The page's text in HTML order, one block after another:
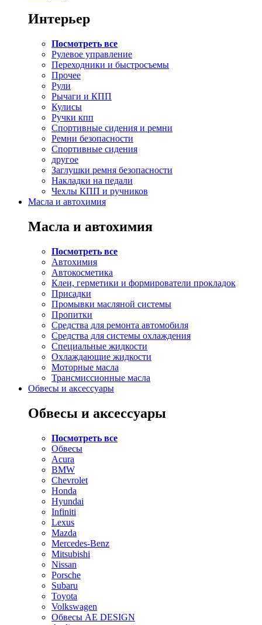
Интерьер
Посмотреть все
Рулевое управление
Переходники и быстросъемы
Прочее
Рули
Рычаги и КПП
Кулисы
Ручки кпп
Спортивные сидения и ремни
Ремни безопасности
Спортивные сидения
другое
Заглушки ремня безопасности
Накладки на педали
Чехлы КПП и ручников
Масла и автохимия
Масла и автохимия
Посмотреть все
Автохимия
Автокосметика
Клеи, герметики и формирователи прокладок
Присадки
Промывки масляной системы
Пропитки
Средства для ремонта автомобиля
Средства для системы охлаждения
Специальные жидкости
Охлаждающие жидкости
Моторные масла
Трансмиссионные масла
Обвесы и аксессуары
Обвесы и аксессуары
Посмотреть все
Обвесы
Acura
BMW
Chevrolet
Honda
Hyundai
Infiniti
Lexus
Mazda
Mercedes-Benz
Mitsubishi
Nissan
Porsche
Subaru
Toyota
Volkswagen
Обвесы AE DESIGN